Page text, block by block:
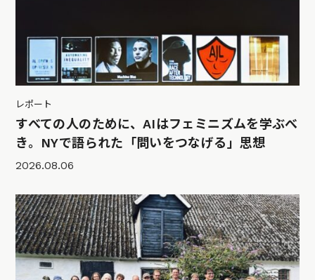
レポート
すべての人のために、AIはフェミニズムを学ぶべ
き。NYで語られた「問いをつなげる」思想
2026.08.06